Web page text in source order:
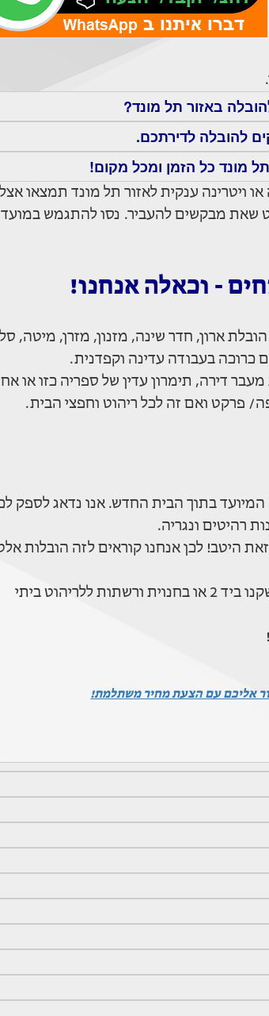
באזור תל מונד?
להובלה לדירתכם.
מונד כל הזמן ומכל מקום!
ויטרינה ענקית לאזור תל מונד תמצאו
שאת מבקשים להעביר. נסו להתגמש במועד
- וכאלה אנחנו!
ארון, חדר שינה, מזנון, מזרן, מיטה,
כרוכה בעבודה עדינה וקפדנית.
דירה, תימרון עדין של ספריה כזו או
פרקט ואם זה לכל ריהוט וחפצי הבית.
בתוך הבית החדש. אנו נדאג לספק
היטב! לכן אנחנו קוראים לזה הובלות
ביתי
אליכם עם הצעת מחיר משתלמת!